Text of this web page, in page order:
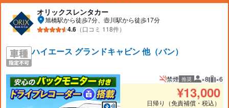
オリックスレンタカー
旭橋駅から徒歩7分、壺川駅から徒歩17分
4.6 （口コミ 118件）
ハイエース グランドキャビン 他（バン）
禁煙 推奨 推奨人数
×8 推奨
×6
¥13,000
日帰り（免責補償・税込）